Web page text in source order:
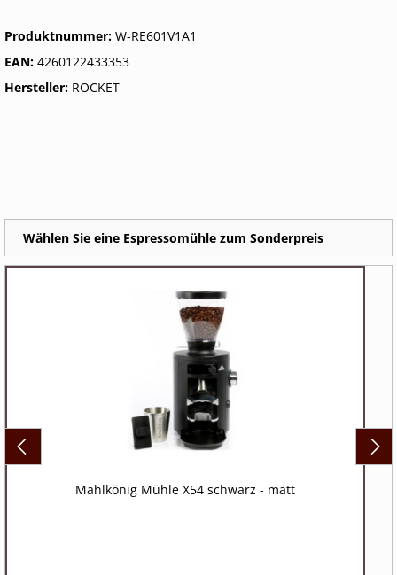
Produktnummer: W-RE601V1A1
EAN: 4260122433353
Hersteller: ROCKET
Wählen Sie eine Espressomühle zum Sonderpreis
Mahlkönig Mühle X54 schwarz - matt